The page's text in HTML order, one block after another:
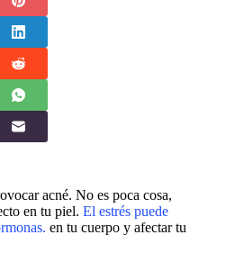
acné. No es poca cosa,
en tu piel. El estrés puede
en tu cuerpo y afectar tu